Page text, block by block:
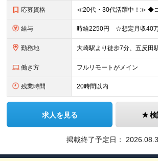
応募資格
給与
勤務地
働き方 フルリモートがメイン
残業時間 20時間以内
求人を見る 検
掲載終了予定日：